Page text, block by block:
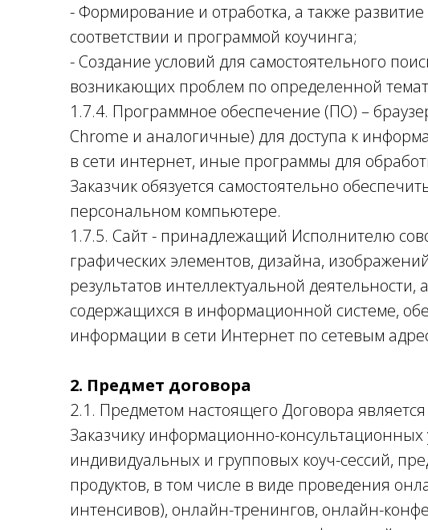
- Формирование и отработка, а также
соответствии и программой коучинга;
- Создание условий для самостоятельного
возникающих проблем по определенной
1.7.4. Программное обеспечение (ПО) –
Chrome и аналогичные) для доступа к
в сети интернет, иные программы для
Заказчик обязуется самостоятельно
персональном компьютере.
1.7.5. Сайт - принадлежащий Исполнителю
графических элементов, дизайна,
результатов интеллектуальной
содержащихся в информационной системе,
информации в сети Интернет по сетевым
2. Предмет договора
2.1. Предметом настоящего Договора
Заказчику информационно-консультационных
индивидуальных и групповых коуч-сессий,
продуктов, в том числе в виде проведения
интенсивов), онлайн-тренингов, онлайн-